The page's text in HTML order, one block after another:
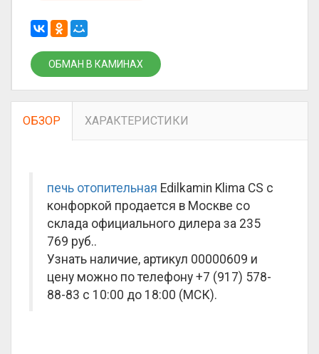
ОБМАН В КАМИНАХ
ОБЗОР ХАРАКТЕРИСТИКИ
печь отопительная Edilkamin Klima CS с
конфоркой продается в Москве со
склада официального дилера за 235
769 руб..
Узнать наличие, артикул 00000609 и
цену можно по телефону +7 (917) 578-
88-83 с 10:00 до 18:00 (МСК).